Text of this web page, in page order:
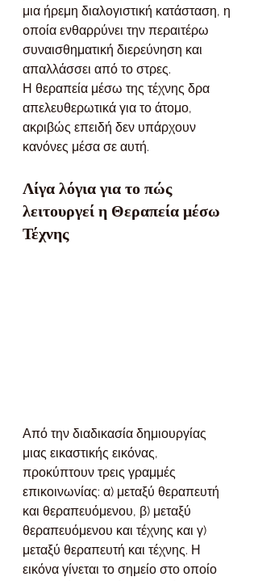
μια ήρεμη διαλογιστική κατάσταση, η
οποία ενθαρρύνει την περαιτέρω
συναισθηματική διερεύνηση και
απαλλάσσει από το στρες.
Η θεραπεία μέσω της τέχνης δρα
απελευθερωτικά για το άτομο,
ακριβώς επειδή δεν υπάρχουν
κανόνες μέσα σε αυτή.
Λίγα λόγια για το πώς
λειτουργεί η Θεραπεία μέσω
Τέχνης
Από την διαδικασία δημιουργίας
μιας εικαστικής εικόνας,
προκύπτουν τρεις γραμμές
επικοινωνίας: α) μεταξύ θεραπευτή
και θεραπευόμενου, β) μεταξύ
θεραπευόμενου και τέχνης και γ)
μεταξύ θεραπευτή και τέχνης. Η
εικόνα γίνεται το σημείο στο οποίο